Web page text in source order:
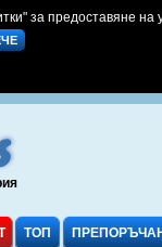
за предоставяне
ТОП